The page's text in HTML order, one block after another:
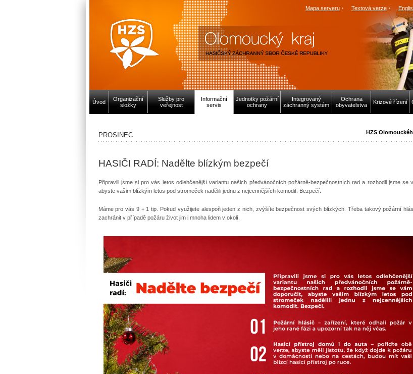
Mapa serveru Textová verze
Úvod
Organizační
složky
Služby pro
veřejnost
Informační
servis
Jednotky požární
ochrany
Integrovaný
záchranný systém
Ochrana
obyvatelstva
Krizové řízení
HZS
PROSINEC
HASIČI RADÍ: Nadělte blízkým bezpečí
Připravili jsme si pro vás letos odlehčenější variantu našich předvánočních požárně-bezpečnostních rad a rozhodli jsme se
abyste vašim blízkým letos pod stromeček nadělili jednu z nejcennějších komodit. Bezpečí.
Máme pro vás 9 + 1 tip. Pokud využijete alespoň jeden z nich, zvýšíte bezpečnost svých blízkých. Třeba takový požární
zachránit v případě požáru život jim i mnoha lidem v okolí.